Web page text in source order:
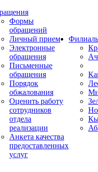
Формы
обращений
Личный прием
Электронные
обращения
Письменные
обращения
Порядок
обжалования
Оценить работу
сотрудников
отдела
реализации
Анкета качества
предоставленных
услуг